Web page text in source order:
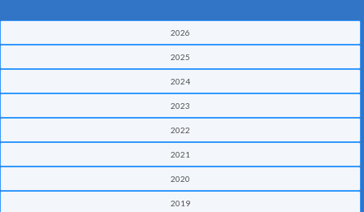
2026
2025
2024
2023
2022
2021
2020
2019